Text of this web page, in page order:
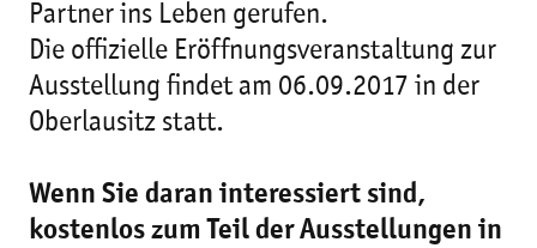
Partner ins Leben gerufen.
Die offizielle Eröffnungsveranstaltung zur
Ausstellung findet am 06.09.2017 in der
Oberlausitz statt.
Wenn Sie daran interessiert sind,
kostenlos zum Teil der Ausstellungen in